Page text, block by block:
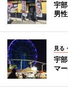
宇
男
見る
宇
マ